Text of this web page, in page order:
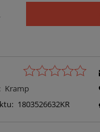
Kramp
1803526632KR